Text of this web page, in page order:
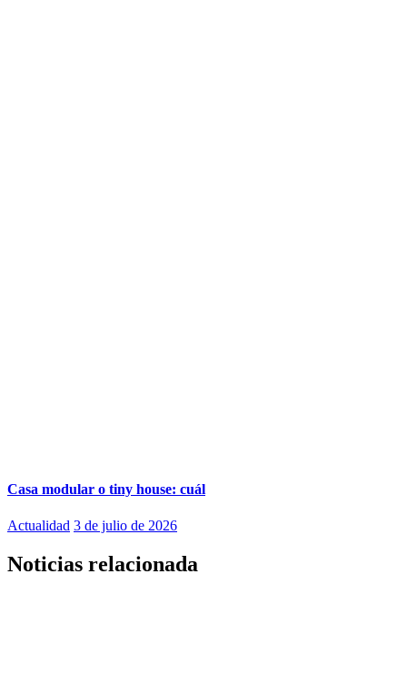
Casa modular o tiny house: cuál
Actualidad 3 de julio de 2026
Noticias relacionada